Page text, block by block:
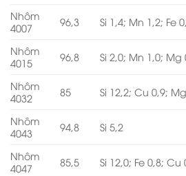
Nhôm
4007
96,3 Si 1,4; Mn 1,2; Fe
Nhôm
4015
96,8 Si 2,0; Mn 1,0; Mg
Nhôm
4032
85 Si 12,2; Cu 0,9;
Nhôm
4043
94,8 Si 5,2
Nhôm
4047
85,5 Si 12,0; Fe 0,8;